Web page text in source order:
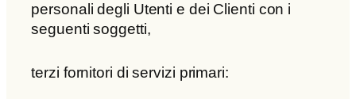
personali degli Utenti e dei Clienti con i
seguenti soggetti,
terzi fornitori di servizi primari: